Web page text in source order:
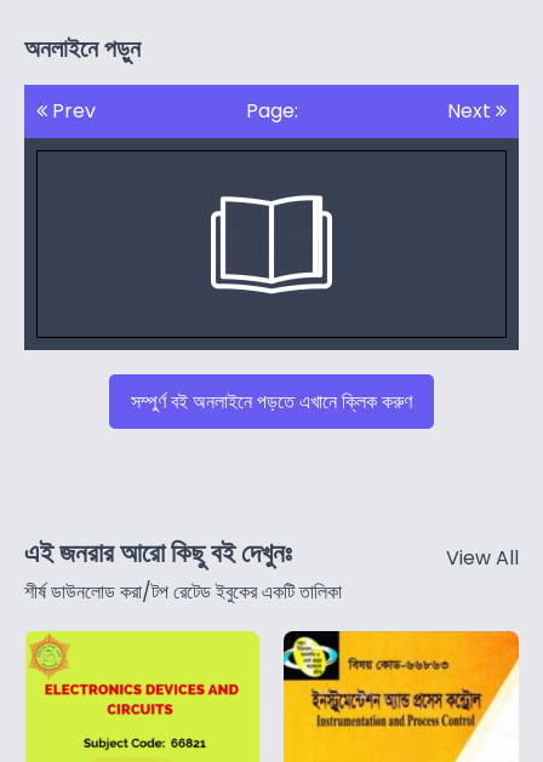
অনলাইনে পড়ুন
Prev Page: Next
সম্পুর্ণ বই অনলাইনে পড়তে এখানে ক্লিক করুণ
এই জনরার আরো কিছু বই দেখুনঃ
শীর্ষ ডাউনলোড করা/টপ রেটেড ইবুকের একটি তালিকা
View All